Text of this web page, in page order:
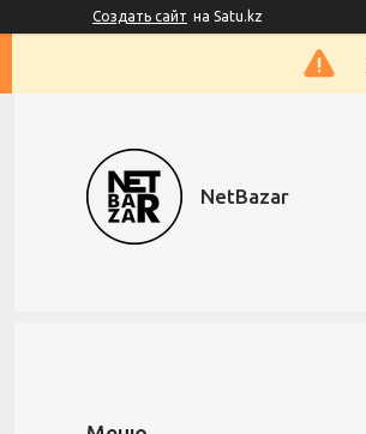
Создать сайт на Satu.kz
NetBazar